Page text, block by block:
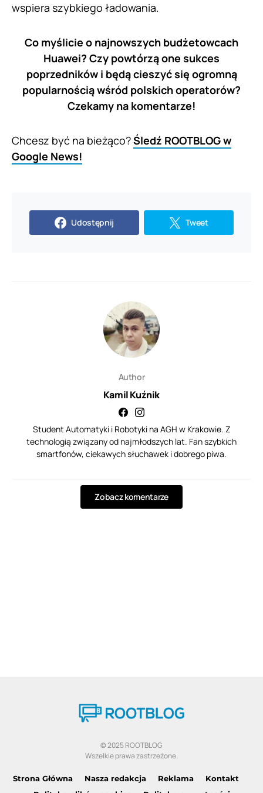
wspiera szybkiego ładowania.
Co myślicie o najnowszych budżetowcach
Huawei? Czy powtórzą one sukces
poprzedników i będą cieszyć się ogromną
popularnością wśród polskich operatorów?
Czekamy na komentarze!
Chcesz być na bieżąco?Śledź ROOTBLOG w
Google News!
Udostępnij Tweet
Author
Kamil Kuźnik
Student Automatyki i Robotyki na AGH w Krakowie. Z
technologią związany od najmłodszych lat. Fan szybkich
smartfonów, ciekawych słuchawek i dobrego piwa.
Zobacz komentarze
© 2025 ROOTBLOG
Wszelkie prawa zastrzeżone.
Strona Główna Nasza redakcja Reklama
Kontakt